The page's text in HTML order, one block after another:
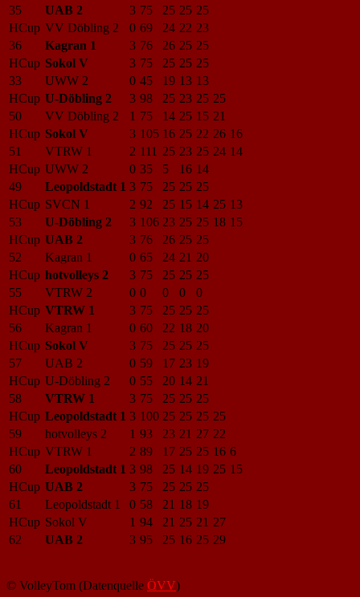
35
UAB 2 3 75 25 25 25
HCup VV Döbling 2 0 69 24 22 23
36
Kagran 1 3 76 26 25 25
HCup Sokol V 3 75 25 25 25
33
UWW 2 0 45 19 13 13
HCup U-Döbling 2 3 98 25 23 25 25
50
VV Döbling 2 1 75 14 25 15 21
HCup Sokol V 3 105 16 25 22 26 16
51
VTRW 1 2 111 25 23 25 24 14
HCup UWW 2 0 35 5 16 14
49
Leopoldstadt 1 3 75 25 25 25
HCup SVCN 1 2 92 25 15 14 25 13
53
U-Döbling 2 3 106 23 25 25 18 15
HCup UAB 2 3 76 26 25 25
52
Kagran 1 0 65 24 21 20
HCup hotvolleys 2 3 75 25 25 25
55
VTRW 2 0 0 0 0
0
HCup VTRW 1 3 75 25 25 25
56
Kagran 1 0 60 22 18 20
HCup Sokol V 3 75 25 25 25
57
UAB 2 0 59 17 23 19
HCup U-Döbling 2 0 55 20 14 21
58
VTRW 1 3 75 25 25 25
HCup Leopoldstadt 1 3 100 25 25 25 25
59
hotvolleys 2 1 93 23 21 27 22
HCup VTRW 1 2 89 17 25 25 16 6
60
Leopoldstadt 1 3 98 25 14 19 25 15
HCup UAB 2 3 75 25 25 25
61
Leopoldstadt 1 0 58 21 18 19
HCup Sokol V 1 94 21 25 21 27
62
UAB 2 3 95 25 16 25 29
© VolleyTom (Datenquelle ÖVV)